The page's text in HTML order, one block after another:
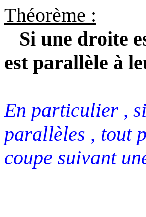
Théorème :
Si une droite
est parallèle à
En particulier ,
parallèles , tout
coupe suivant